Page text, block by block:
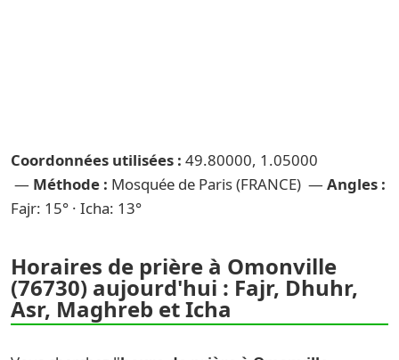
Coordonnées utilisées : 49.80000, 1.05000
— Méthode : Mosquée de Paris (FRANCE) — Angles :
Fajr: 15° · Icha: 13°
Horaires de prière à Omonville
(76730) aujourd'hui : Fajr, Dhuhr,
Asr, Maghreb et Icha